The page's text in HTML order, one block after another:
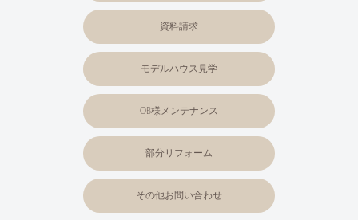
資料請求
モデルハウス見学
OB様メンテナンス
部分リフォーム
その他お問い合わせ